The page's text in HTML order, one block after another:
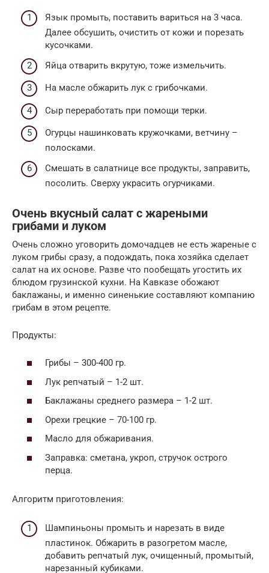
Язык промыть, поставить вариться на 3 часа.
Далее обсушить, очистить от кожи и порезать
кусочками.
Яйца отварить вкрутую, тоже измельчить.
На масле обжарить лук с грибочками.
Сыр переработать при помощи терки.
Огурцы нашинковать кружочками, ветчину –
полосками.
Смешать в салатнице все продукты, заправить,
посолить. Сверху украсить огурчиками.
Очень вкусный салат с жареными
грибами и луком
Очень сложно уговорить домочадцев не есть жареные с
луком грибы сразу, а подождать, пока хозяйка сделает
салат на их основе. Разве что пообещать угостить их
блюдом грузинской кухни. На Кавказе обожают
баклажаны, и именно синенькие составляют компанию
грибам в этом рецепте.
Продукты:
Грибы – 300-400 гр.
Лук репчатый – 1-2 шт.
Баклажаны среднего размера – 1-2 шт.
Орехи грецкие – 70-100 гр.
Масло для обжаривания.
Заправка: сметана, укроп, стручок острого
перца.
Алгоритм приготовления:
Шампиньоны промыть и нарезать в виде
пластинок. Обжарить в разогретом масле,
добавить репчатый лук, очищенный, промытый,
нарезанный кубиками.